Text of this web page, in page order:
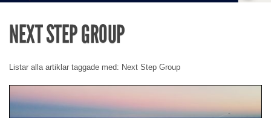
NEXT STEP GROUP
Listar alla artiklar taggade med: Next Step Group